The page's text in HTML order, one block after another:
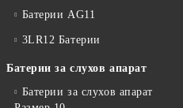
Батерии AG11
3LR12 Батерии
Батерии за слухов апарат
Батерии за слухов апарат